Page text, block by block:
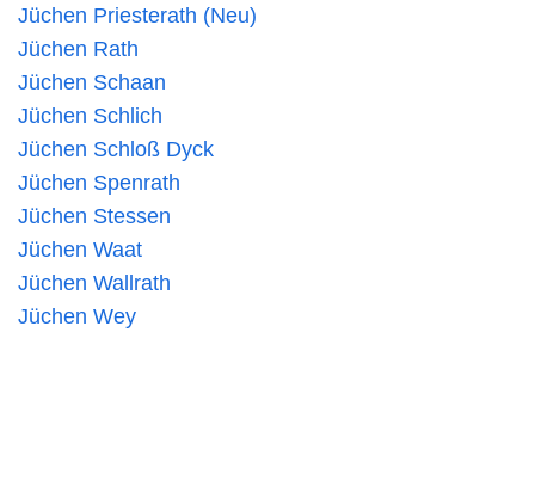
Jüchen Priesterath (Neu)
Jüchen Rath
Jüchen Schaan
Jüchen Schlich
Jüchen Schloß Dyck
Jüchen Spenrath
Jüchen Stessen
Jüchen Waat
Jüchen Wallrath
Jüchen Wey